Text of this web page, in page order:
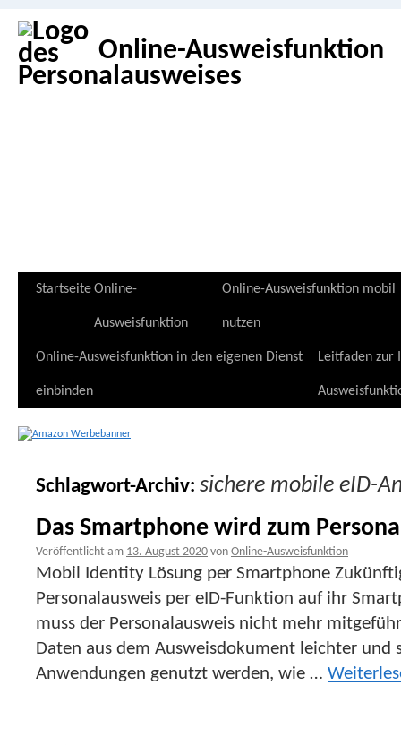
Online-Ausweisfunktion
Zum
springen
StartseiteOnline-
Ausweisfunktion
Online-Ausweisfunktion mobil
nutzen
Online-Ausweisfunktion in den eigenen Dienst
einbinden
Leitfaden zur
Schlagwort-Archiv: sichere mobile eID-
Das Smartphone wird zum
Veröffentlicht am 13. August 2020 von Online-Ausweisfunktion
Mobil Identity Lösung per Smartphone
Personalausweis per eID-Funktion auf ihr
muss der Personalausweis nicht mehr
Daten aus dem Ausweisdokument leichter und
Anwendungen genutzt werden, wie …